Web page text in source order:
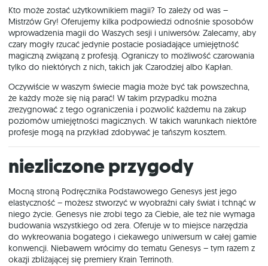
Kto może zostać użytkownikiem magii? To zależy od was –
Mistrzów Gry! Oferujemy kilka podpowiedzi odnośnie sposobów
wprowadzenia magii do Waszych sesji i uniwersów. Zalecamy, aby
czary mogły rzucać jedynie postacie posiadające umiejętność
magiczną związaną z profesją. Ograniczy to możliwość czarowania
tylko do niektórych z nich, takich jak Czarodziej albo Kapłan.
Oczywiście w waszym świecie magia może być tak powszechna,
że każdy może się nią parać! W takim przypadku można
zrezygnować z tego ograniczenia i pozwolić każdemu na zakup
poziomów umiejętności magicznych. W takich warunkach niektóre
profesje mogą na przykład zdobywać je tańszym kosztem.
Niezliczone przygody
Mocną stroną Podręcznika Podstawowego Genesys jest jego
elastyczność – możesz stworzyć w wyobraźni cały świat i tchnąć w
niego życie. Genesys nie zrobi tego za Ciebie, ale też nie wymaga
budowania wszystkiego od zera. Oferuje w to miejsce narzędzia
do wykreowania bogatego i ciekawego uniwersum w całej gamie
konwencji. Niebawem wrócimy do tematu Genesys – tym razem z
okazji zbliżającej się premiery Krain Terrinoth.